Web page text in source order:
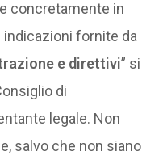
concretamente in
fornite da
e direttivi” si
di
legale. Non
salvo che non siano